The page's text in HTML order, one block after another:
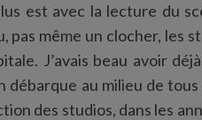
est avec la lecture du
pas même un clocher,
J’avais beau avoir
débarque au milieu de
des studios, dans les